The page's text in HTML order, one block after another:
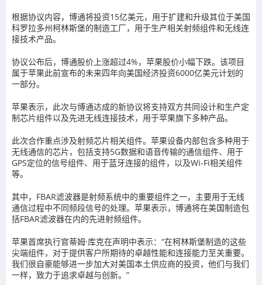
根据协议内容，博通将投资15亿美元，用于扩建和升级其位于美国
科罗拉多州柯林斯堡的制造工厂，用于生产相关射频组件和无线连
接技术产品。
协议公布后，博通股价上涨超过4%，苹果股价小幅下跌。该项目
属于苹果此前宣布的未来四年向美国经济投资6000亿美元计划的
一部分。
苹果表示，此次与博通达成的新协议将支持双方共同设计和生产定
制芯片组件以及先进无线连接技术，用于苹果旗下多种产品。
此次合作重点涉及射频芯片相关组件。苹果设备内部包含多种用于
无线通信的芯片，包括支持5G数据和语音传输的通信组件、用于
GPS定位的信号组件、用于蓝牙连接的组件，以及Wi-Fi相关组件
等。
其中，FBAR滤波器是射频系统中的重要组件之一，主要用于无线
通信过程中不同频段信号的处理。苹果表示，博通将在美国制造包
括FBAR滤波器在内的先进射频组件。
苹果首席执行官蒂姆·库克在声明中表示：“在柯林斯堡制造的这些
尖端组件，对于提供客户所期待的卓越性能和连接能力至关重要。
我们很自豪能够进一步加大对美国本土供应商的投资，他们与我们
一样，致力于追求卓越与创新。”